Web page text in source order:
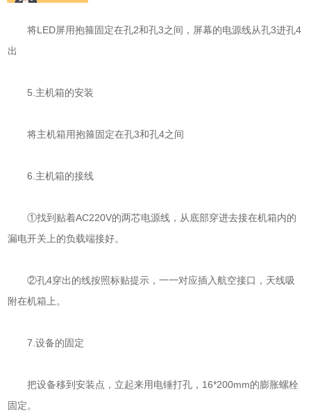
将LED屏用抱箍固定在孔2和孔3之间，屏幕的电源线从孔3进孔4
出
5.主机箱的安装
将主机箱用抱箍固定在孔3和孔4之间
6.主机箱的接线
①找到贴着AC220V的两芯电源线，从底部穿进去接在机箱内的
漏电开关上的负载端接好。
②孔4穿出的线按照标贴提示，一一对应插入航空接口，天线吸
附在机箱上。
7.设备的固定
把设备移到安装点，立起来用电锤打孔，16*200mm的膨胀螺栓
固定。